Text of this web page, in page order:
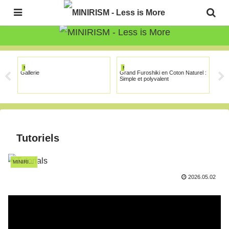
The Japanese Minimalism Art Movement!
MINIRISM
Gallerie
MINIRISM
Grand Furoshiki en Coton Naturel :
Simple et polyvalent
À
Tutoriels
2026.05.02